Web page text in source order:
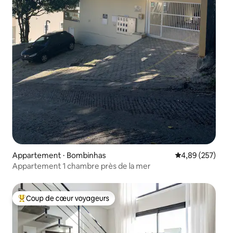
Appartement ⋅ Bombinhas Évaluation
4,89 (257)
Appartement 1 chambre près de la mer
Coups de cœur voyageurs les plus appréciés
Coup de cœur voyageurs